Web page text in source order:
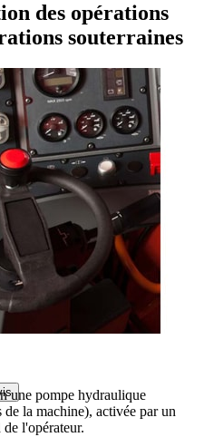
des opérations
souterraines
une pompe hydraulique
la machine), activée par un
l'opérateur.